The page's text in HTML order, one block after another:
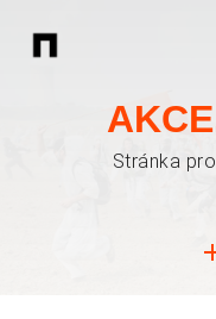
Stránka